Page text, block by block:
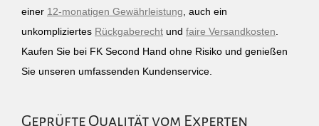
einer 12-monatigen Gewährleistung , auch ein
unkompliziertes Rückgaberecht und faire Versandkosten
Kaufen Sie bei FK Second Hand ohne Risiko und genießen
Sie unseren umfassenden Kundenservice.
Geprüfte Qualität vom Experten